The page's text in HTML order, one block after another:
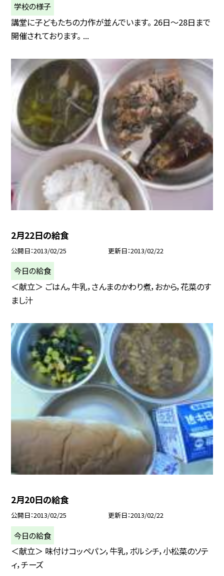
学校の様子
講堂に子どもたちの力作が並んでいます。 26日〜28日まで
開催されております。 ...
2月22日の給食
公開日 2013/02/25 更新日 2013/02/22
今日の給食
＜献立＞ ごはん，牛乳，さんまのかわり煮，おから，花菜のす
まし汁
2月20日の給食
公開日 2013/02/25 更新日 2013/02/22
今日の給食
＜献立＞ 味付けコッペパン，牛乳，ボルシチ，小松菜のソテ
ィ，チーズ